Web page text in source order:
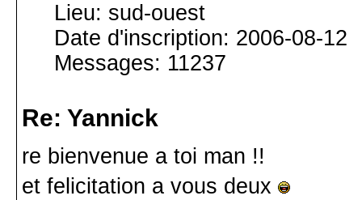
Lieu: sud-ouest
Date d'inscription: 2006-08-12
Messages: 11237
Re: Yannick
re bienvenue a toi man !!
et felicitation a vous deux